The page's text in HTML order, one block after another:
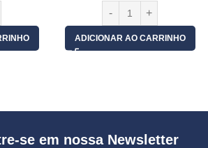
ADICIONAR AO CARRINHO
se em nossa Newsletter